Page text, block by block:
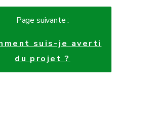
Page suivante :
suis-je averti
du projet ?